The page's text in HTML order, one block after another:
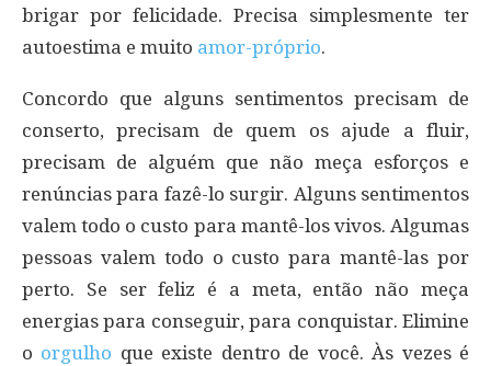
brigar por felicidade. Precisa simplesmente ter
autoestima e muito amor-próprio.
Concordo que alguns sentimentos precisam de
conserto, precisam de quem os ajude a fluir,
precisam de alguém que não meça esforços e
renúncias para fazê-lo surgir. Alguns sentimentos
valem todo o custo para mantê-los vivos. Algumas
pessoas valem todo o custo para mantê-las por
perto. Se ser feliz é a meta, então não meça
energias para conseguir, para conquistar. Elimine
o orgulho que existe dentro de você. Às vezes é